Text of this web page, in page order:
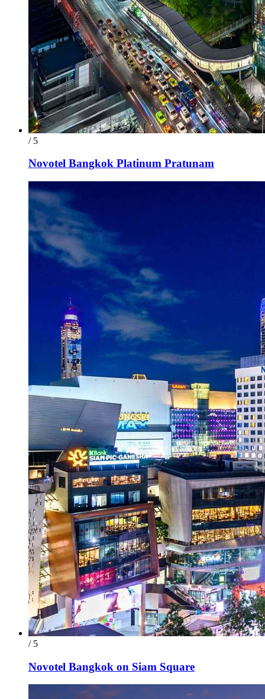
/ 5
Novotel Bangkok Platinum Pratunam
/ 5
Novotel Bangkok on Siam Square